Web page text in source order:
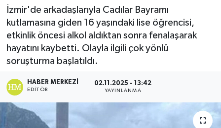
İzmir'de arkadaşlarıyla Cadılar Bayramı
kutlamasına giden 16 yaşındaki lise öğrencisi,
etkinlik öncesi alkol aldıktan sonra fenalaşarak
hayatını kaybetti. Olayla ilgili çok yönlü
soruşturma başlatıldı.
HABER MERKEZI
EDITÖR
02.11.2025 - 13:42
YAYINLANMA
Medya
Sağlık
Son Dakika Haberleri
Haber Arşivi